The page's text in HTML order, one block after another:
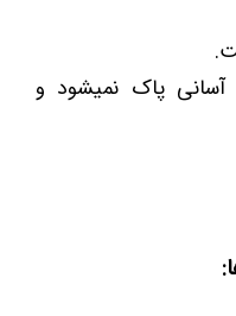
آسانی پاک نمیشود و